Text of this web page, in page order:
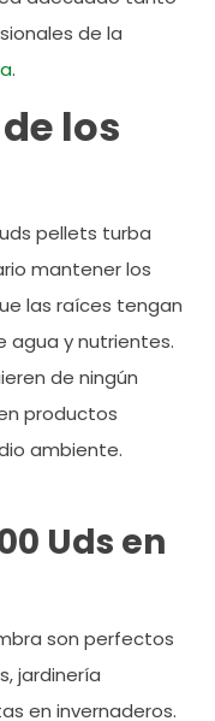
de la
.
los
pellets turba
mantener los
las raíces tengan
agua y nutrientes.
de ningún
productos
ambiente.
Uds en
son perfectos
jardinería
en invernaderos.